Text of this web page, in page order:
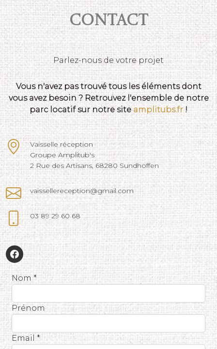
Contact
Parlez-nous de votre projet
Vous n'avez pas trouvé tous les éléments dont
vous avez besoin ? Retrouvez l'ensemble de notre
parc locatif sur notre site amplitubs.fr !
Vaisselle réception
Groupe Amplitub's
2 Rue des Artisans, 68280 Sundhoffen
vaissellereception@gmail.com
03 89 29 60 68
Nom *
Prénom
Email *